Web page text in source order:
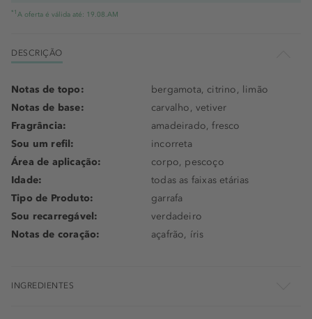
*1 A oferta é válida até: 19.08.AM
DESCRIÇÃO
Notas de topo:
bergamota, citrino, limão
Notas de base:
carvalho, vetiver
Fragrância:
amadeirado, fresco
Sou um refil:
incorreta
Área de aplicação:
corpo, pescoço
Idade:
todas as faixas etárias
Tipo de Produto:
garrafa
Sou recarregável:
verdadeiro
Notas de coração:
açafrão, íris
INGREDIENTES